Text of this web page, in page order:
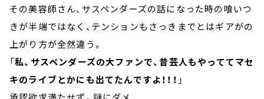
その美容師さん、サスペンダーズの話になった時の喰いつ
きが半端ではなく、テンションもさっきまでとはギアがの
上がり方が全然違う。
「私、サスペンダーズの大ファンで、昔芸人もやっててマセ
キのライブとかにも出てたんですよ！！！ 」